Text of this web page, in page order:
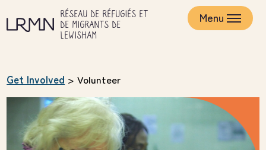
to
main
RÉSEAU DE RÉFUGIÉS ET
DE MIGRANTS DE
LEWISHAM
Menu
Get Involved > Volunteer